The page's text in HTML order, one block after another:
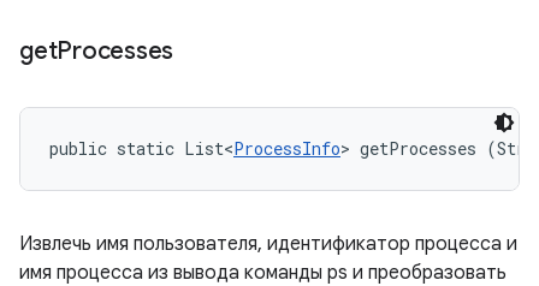
getProcesses
public static List<ProcessInfo> getProcesses
Извлечь имя пользователя, идентификатор процесса и
имя процесса из вывода команды ps и преобразовать